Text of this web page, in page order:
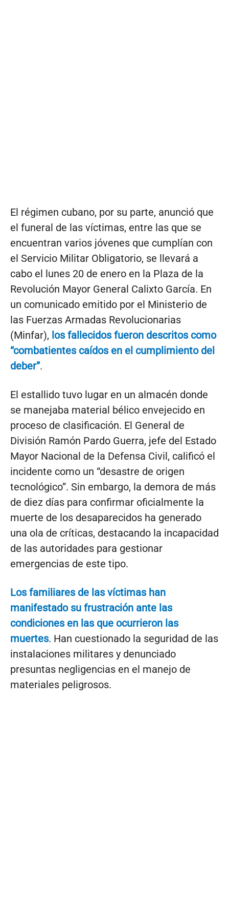
El régimen cubano, por su parte, anunció que
el funeral de las víctimas, entre las que se
encuentran varios jóvenes que cumplían con
el Servicio Militar Obligatorio, se llevará a
cabo el lunes 20 de enero en la Plaza de la
Revolución Mayor General Calixto García. En
un comunicado emitido por el Ministerio de
las Fuerzas Armadas Revolucionarias
(Minfar), los fallecidos fueron descritos como
“combatientes caídos en el cumplimiento del
deber”.
El estallido tuvo lugar en un almacén donde
se manejaba material bélico envejecido en
proceso de clasificación. El General de
División Ramón Pardo Guerra, jefe del Estado
Mayor Nacional de la Defensa Civil, calificó el
incidente como un “desastre de origen
tecnológico”. Sin embargo, la demora de más
de diez días para confirmar oficialmente la
muerte de los desaparecidos ha generado
una ola de críticas, destacando la incapacidad
de las autoridades para gestionar
emergencias de este tipo.
Los familiares de las víctimas han
manifestado su frustración ante las
condiciones en las que ocurrieron las
muertes. Han cuestionado la seguridad de las
instalaciones militares y denunciado
presuntas negligencias en el manejo de
materiales peligrosos.